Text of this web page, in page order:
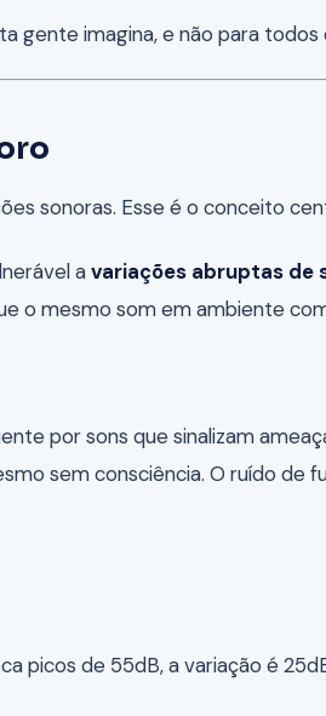
gente imagina, e não para todos
sonoras. Esse é o conceito
avariações abruptas de
o mesmo som em ambiente
por sons que sinalizam
sem consciência. O ruído de
picos de 55dB, a variação é